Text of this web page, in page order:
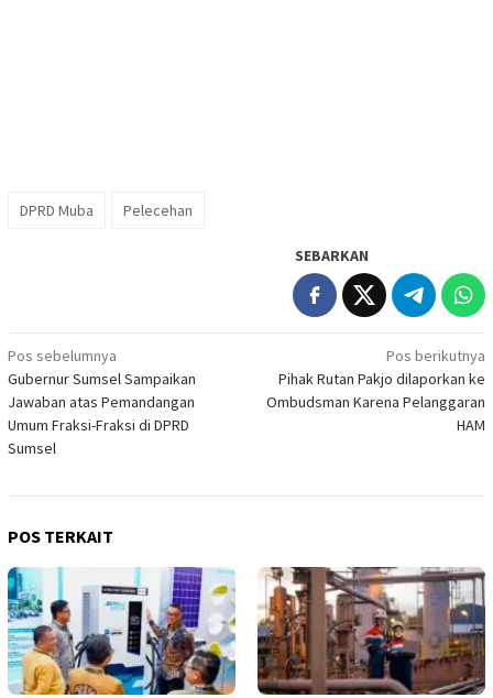
DPRD Muba Pelecehan
SEBARKAN
Navigasi
pos
Pos sebelumnya
Gubernur Sumsel Sampaikan
Jawaban atas Pemandangan
Umum Fraksi-Fraksi di DPRD
Sumsel
Pos berikutnya
Pihak Rutan Pakjo dilaporkan ke
Ombudsman Karena Pelanggaran
HAM
POS TERKAIT